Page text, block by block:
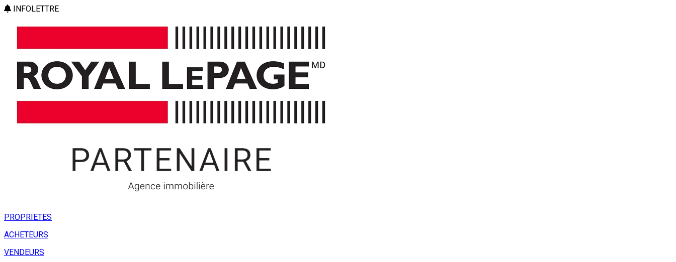
INFOLETTRE
PROPRIETES
ACHETEURS
VENDEURS